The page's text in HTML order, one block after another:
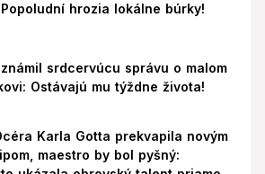
hrozia lokálne búrky!
srdcervúcu správu o malom
Ostávajú mu týždne života!
Karla Gotta prekvapila novým
maestro by bol pyšný: